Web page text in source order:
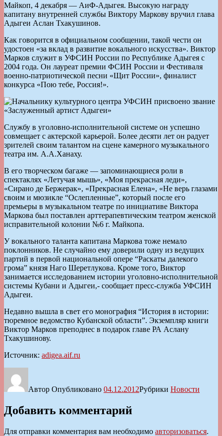
Майкоп, 4 декабря — АиФ-Адыгея. Высокую награду
капитану внутренней службы Виктору Маркову вручил глава
Адыгеи Аслан Тхакушинов.
Как говорится в официальном сообщении, такой чести он
удостоен «за вклад в развитие вокального искусства». Виктор
Марков служит в УФСИН России по Республике Адыгея с
2004 года. Он лауреат премии ФСИН России и Фестиваля
военно-патриотической песни «Щит России», финалист
конкурса «Пою тебе, Россия!».
Службу в уголовно-исполнительной системе он успешно
совмещает с актерской карьерой. Более десяти лет он радует
зрителей своим талантом на сцене камерного музыкального
театра им. А.А.Ханаху.
В его творческом багаже — запоминающиеся роли в
спектаклях «Летучая мышь», «Моя прекрасная леди»,
«Сирано де Бержерак», «Прекрасная Елена», «Не верь глазами
своим и мюзикле “Ослепленные”, который после его
премьеры в музыкальном театре по инициативе Виктора
Маркова был поставлен арттерапевтическим театром женской
исправительной колонии №6 г. Майкопа.
У вокального таланта капитана Маркова тоже немало
поклонников. Не случайно ему доверили одну из ведущих
партий в первой национальной опере “Раскаты далекого
грома” князя Наго Шеретлукова. Кроме того, Виктор
занимается исследованием истории уголовно-исполнительной
системы Кубани и Адыгеи,- сообщает пресс-служба УФСИН
Адыгеи.
Недавно вышла в свет его монография “История в истории:
тюремное ведомство Кубанской области”. Экземпляр книги
Виктор Марков преподнес в подарок главе РА Аслану
Тхакушинову.
Источник: adigea.aif.ru
Автор Опубликовано 04.12.2012Рубрики Новости
Добавить комментарий
Для отправки комментария вам необходимо авторизоваться.